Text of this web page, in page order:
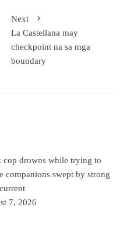
Next
La Castellana may
checkpoint na sa mga
boundary
cop drowns while trying to
companions swept by strong
7, 2026